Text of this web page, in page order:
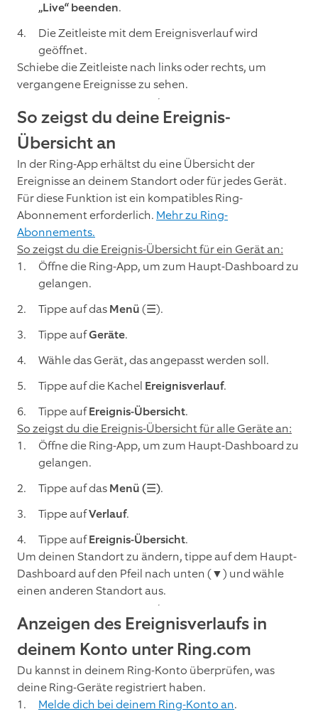
„Live“ beenden.
Die Zeitleiste mit dem Ereignisverlauf wird
geöffnet.
Schiebe die Zeitleiste nach links oder rechts, um
vergangene Ereignisse zu sehen.
So zeigst du deine Ereignis-
Übersicht an
In der Ring-App erhältst du eine Übersicht der
Ereignisse an deinem Standort oder für jedes Gerät.
Für diese Funktion ist ein kompatibles Ring-
Abonnement erforderlich. Mehr zu Ring-
Abonnements.
So zeigst du die Ereignis-Übersicht für ein Gerät an:
Öffne die Ring-App, um zum Haupt-Dashboard zu
gelangen.
Tippe auf dasMenü(☰).
Tippe aufGeräte.
Wähle das Gerät, das angepasst werden soll.
Tippe auf die Kachel Ereignisverlauf.
Tippe aufEreignis-Übersicht.
So zeigst du die Ereignis-Übersicht für alle Geräte an:
Öffne die Ring-App, um zum Haupt-Dashboard zu
gelangen.
Tippe auf dasMenü (☰).
Tippe aufVerlauf.
Tippe aufEreignis-Übersicht.
Um deinen Standort zu ändern, tippe auf dem Haupt-
Dashboard auf den Pfeil nach unten (▼) und wähle
einen anderen Standort aus.
Anzeigen des Ereignisverlaufs in
deinem Konto unter Ring.com
Du kannst in deinem Ring-Konto überprüfen, was
deine Ring-Geräte registriert haben.
Melde dich bei deinem Ring-Konto an.